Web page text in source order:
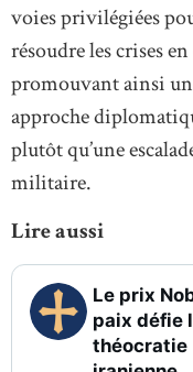
voies privilégiées
résoudre les crises
promouvant ainsi
approche
plutôt qu’une
militaire.
Lire aussi